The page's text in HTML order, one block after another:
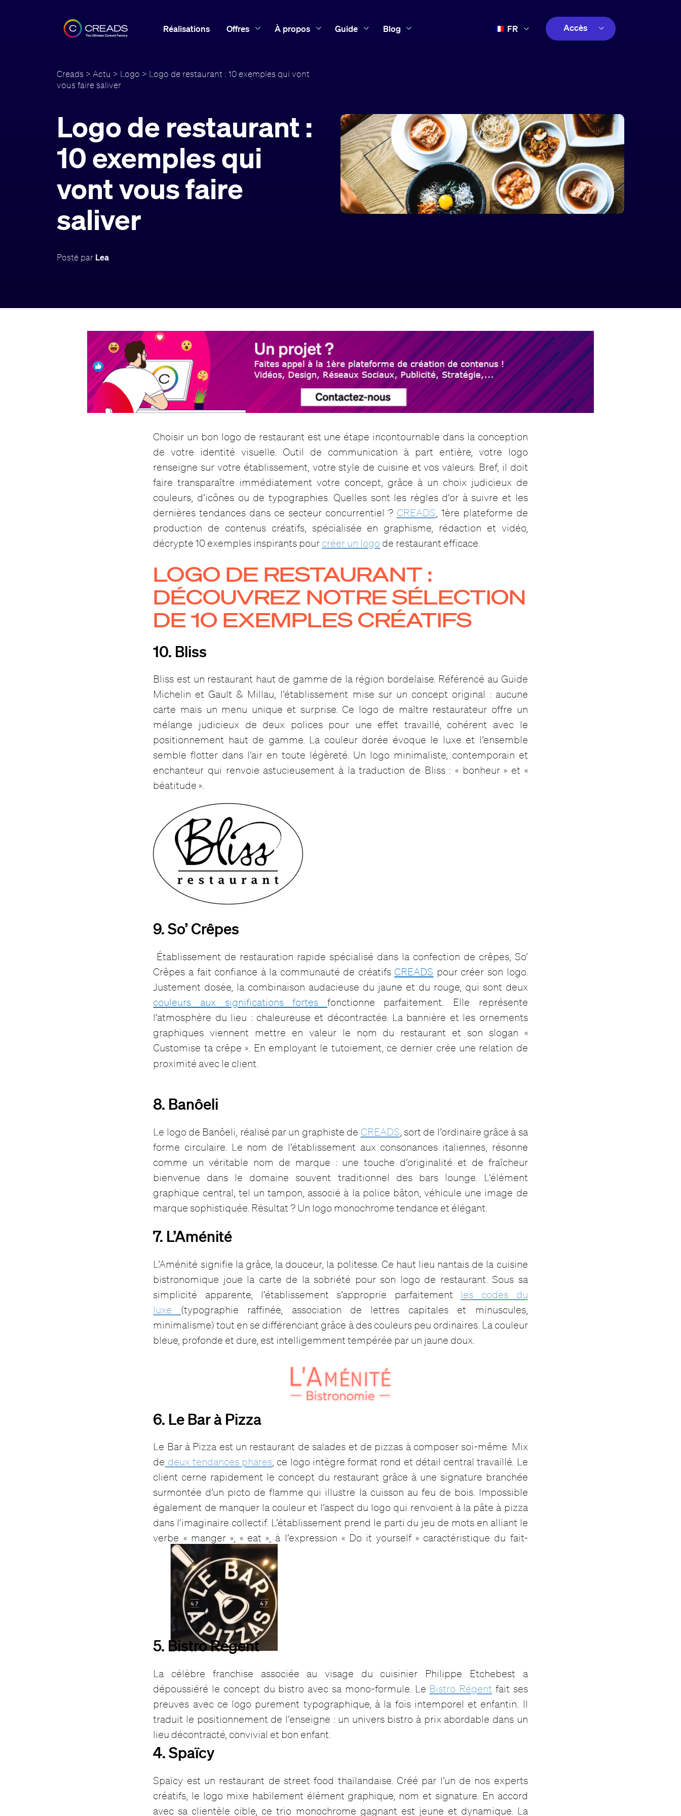
Réalisations Offres À propos Guide Blog FR Accès
Creads > Actu > Logo > Logo de restaurant : 10 exemples qui vont
vous faire saliver
Logo de restaurant :
10 exemples qui
vont vous faire
saliver
Posté par Lea
Choisir un bon logo de restaurant est une étape incontournable dans la conception
de votre identité visuelle. Outil de communication à part entière, votre logo
renseigne sur votre établissement, votre style de cuisine et vos valeurs. Bref, il doit
faire transparaître immédiatement votre concept, grâce à un choix judicieux de
couleurs, d’icônes ou de typographies. Quelles sont les règles d’or à suivre et les
dernières tendances dans ce secteur concurrentiel ? CREADS , 1ère plateforme de
production de contenus créatifs, spécialisée en graphisme, rédaction et vidéo,
décrypte 10 exemples inspirants pour créer un logo de restaurant efficace.
LOGO DE RESTAURANT :
DÉCOUVREZ NOTRE SÉLECTION
DE 10 EXEMPLES CRÉATIFS
10. Bliss
Bliss est un restaurant haut de gamme de la région bordelaise. Référencé au Guide
Michelin et Gault & Millau, l’établissement mise sur un concept original : aucune
carte mais un menu unique et surprise. Ce logo de maître restaurateur offre un
mélange judicieux de deux polices pour une effet travaillé, cohérent avec le
positionnement haut de gamme. La couleur dorée évoque le luxe et l’ensemble
semble flotter dans l’air en toute légèreté. Un logo minimaliste, contemporain et
enchanteur qui renvoie astucieusement à la traduction de Bliss : « bonheur » et «
béatitude ».
9. So’ Crêpes
Établissement de restauration rapide spécialisé dans la confection de crêpes, So’
Crêpes a fait confiance à la communauté de créatifs CREADS pour créer son logo.
Justement dosée, la combinaison audacieuse du jaune et du rouge, qui sont deux
couleurs aux significations fortes fonctionne parfaitement. Elle représente
l’atmosphère du lieu : chaleureuse et décontractée. La bannière et les ornements
graphiques viennent mettre en valeur le nom du restaurant et son slogan «
Customise ta crêpe ». En employant le tutoiement, ce dernier crée une relation de
proximité avec le client.
8. Banôeli
Le logo de Banôeli, réalisé par un graphiste de CREADS , sort de l’ordinaire grâce à sa
forme circulaire. Le nom de l’établissement aux consonances italiennes, résonne
comme un véritable nom de marque : une touche d’originalité et de fraîcheur
bienvenue dans le domaine souvent traditionnel des bars lounge. L’élément
graphique central, tel un tampon, associé à la police bâton, véhicule une image de
marque sophistiquée. Résultat ? Un logo monochrome tendance et élégant.
7. L’Aménité
L’Aménité signifie la grâce, la douceur, la politesse. Ce haut lieu nantais de la cuisine
bistronomique joue la carte de la sobriété pour son logo de restaurant. Sous sa
simplicité apparente, l’établissement s’approprie parfaitement les codes du
luxe (typographie raffinée, association de lettres capitales et minuscules,
minimalisme) tout en se différenciant grâce à des couleurs peu ordinaires. La couleur
bleue, profonde et dure, est intelligemment tempérée par un jaune doux.
6. Le Bar à Pizza
Le Bar à Pizza est un restaurant de salades et de pizzas à composer soi-même. Mix
de deux tendances phares , ce logo intègre format rond et détail central travaillé. Le
client cerne rapidement le concept du restaurant grâce à une signature branchée
surmontée d’un picto de flamme qui illustre la cuisson au feu de bois. Impossible
également de manquer la couleur et l’aspect du logo qui renvoient à la pâte à pizza
dans l’imaginaire collectif. L’établissement prend le parti du jeu de mots en alliant le
verbe « manger », « eat », à l’expression « Do it yourself » caractéristique du fait-
maison.
5. Bistro Régent
La célèbre franchise associée au visage du cuisinier Philippe Etchebest a
dépoussiéré le concept du bistro avec sa mono-formule. Le Bistro Régent fait ses
preuves avec ce logo purement typographique, à la fois intemporel et enfantin. Il
traduit le positionnement de l’enseigne : un univers bistro à prix abordable dans un
lieu décontracté, convivial et bon enfant.
4. Spaïcy
Spaïcy est un restaurant de street food thaïlandaise. Créé par l’un de nos experts
créatifs, le logo mixe habilement élément graphique, nom et signature. En accord
avec sa clientèle cible, ce trio monochrome gagnant est jeune et dynamique. La